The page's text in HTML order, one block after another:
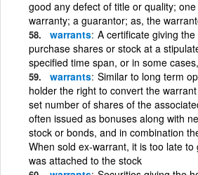
good any defect of title or quality;
warranty; a guarantor; as, the
warrants A certificate giving
purchase shares or stock at a
specified time span, or in some
warrants Similar to long term
holder the right to convert the
set number of shares of the
often issued as bonuses along with
stock or bonds, and in combination
When sold ex-warrant, it is too late
was attached to the stock